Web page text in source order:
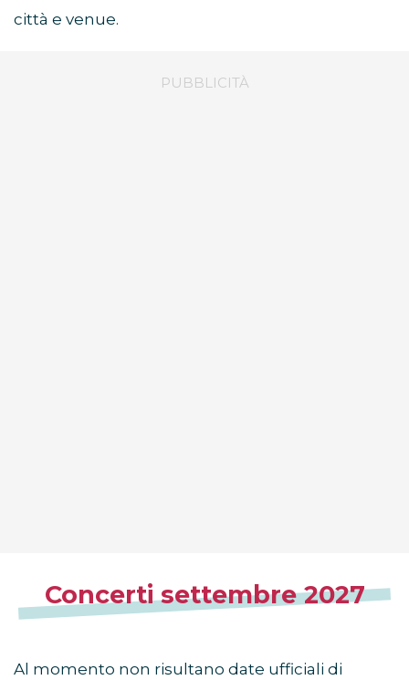
città e venue.
Concerti settembre 2027
Al momento non risultano date ufficiali di